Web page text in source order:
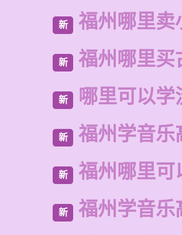
新 福州哪里卖
新 福州哪里买
新 哪里可以学
新 福州学音乐
新 福州哪里可
新 福州学音乐